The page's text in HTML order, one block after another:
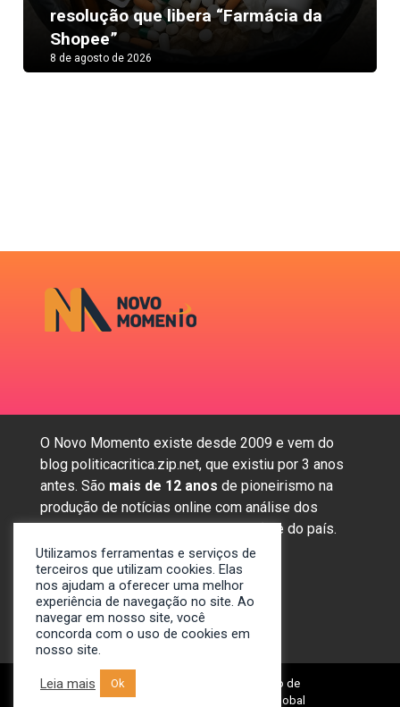
resolução que libera “Farmácia da
Shopee”
8 de agosto de 2026
Next
O Novo Momento existe desde 2009 e vem do
blog politicacritica.zip.net, que existiu por 3 anos
antes. São mais de 12 anos de pioneirismo na
produção de notícias online com análise dos
assuntos mais importantes da região e do país.
Sobre nós
Anunciar
Contato
© 2009-2024. Portal Novo Momento de
Notícias. Desenvolvido por: Spivit Global
Utilizamos ferramentas e serviços de
terceiros que utilizam cookies. Elas
nos ajudam a oferecer uma melhor
experiência de navegação no site. Ao
navegar em nosso site, você
concorda com o uso de cookies em
nosso site.
Leia mais Ok